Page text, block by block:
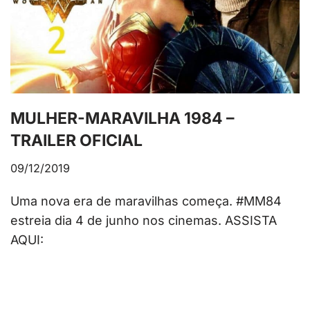
MULHER-MARAVILHA 1984 –
TRAILER OFICIAL
09/12/2019
Uma nova era de maravilhas começa. #MM84
estreia dia 4 de junho nos cinemas. ASSISTA
AQUI: